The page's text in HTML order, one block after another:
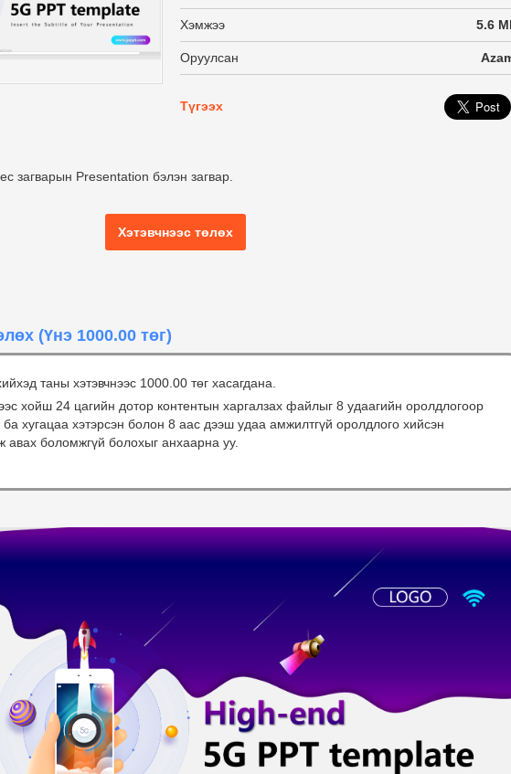
Хэмжээ 5.6
Оруулсан
Түгээх
загварын Presentation бэлэн загвар.
Хэтэвчнээс төлөх
(Үнэ 1000.00 төг)
таны хэтэвчнээс 1000.00 төг хасагдана.
хойш 24 цагийн дотор контентын харгалзах файлыг 8 удаагийн оролдлогоор
ба хугацаа хэтэрсэн болон 8 аас дээш удаа амжилтгүй оролдлого хийсэн
авах боломжгүй болохыг анхаарна уу.